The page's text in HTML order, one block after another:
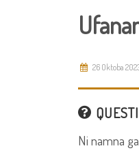
26 Oktoba
Ni namna